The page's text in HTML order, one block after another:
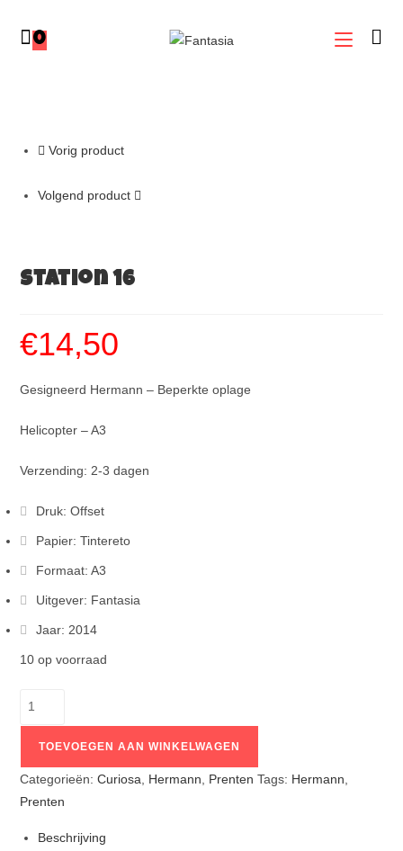
0
Vorig product
Volgend product
Station 16
€14,50
Gesigneerd Hermann – Beperkte oplage
Helicopter – A3
Verzending: 2-3 dagen
Druk: Offset
Papier: Tintereto
Formaat: A3
Uitgever: Fantasia
Jaar: 2014
10 op voorraad
TOEVOEGEN AAN WINKELWAGEN
Categorieën:Curiosa Hermann Prenten Tags: Hermann
Prenten
Beschrijving